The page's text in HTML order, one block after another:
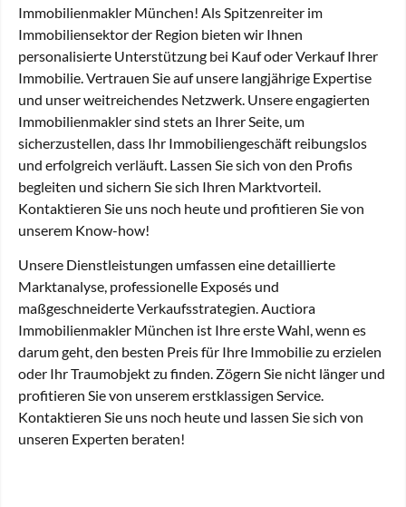
Immobilienmakler München! Als Spitzenreiter im
Immobiliensektor der Region bieten wir Ihnen
personalisierte Unterstützung bei Kauf oder Verkauf Ihrer
Immobilie. Vertrauen Sie auf unsere langjährige Expertise
und unser weitreichendes Netzwerk. Unsere engagierten
Immobilienmakler sind stets an Ihrer Seite, um
sicherzustellen, dass Ihr Immobiliengeschäft reibungslos
und erfolgreich verläuft. Lassen Sie sich von den Profis
begleiten und sichern Sie sich Ihren Marktvorteil.
Kontaktieren Sie uns noch heute und profitieren Sie von
unserem Know-how!
Unsere Dienstleistungen umfassen eine detaillierte
Marktanalyse, professionelle Exposés und
maßgeschneiderte Verkaufsstrategien. Auctiora
Immobilienmakler München ist Ihre erste Wahl, wenn es
darum geht, den besten Preis für Ihre Immobilie zu erzielen
oder Ihr Traumobjekt zu finden. Zögern Sie nicht länger und
profitieren Sie von unserem erstklassigen Service.
Kontaktieren Sie uns noch heute und lassen Sie sich von
unseren Experten beraten!